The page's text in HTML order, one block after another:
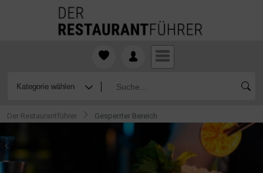
Der Restaurantführer Gesperrter Bereich